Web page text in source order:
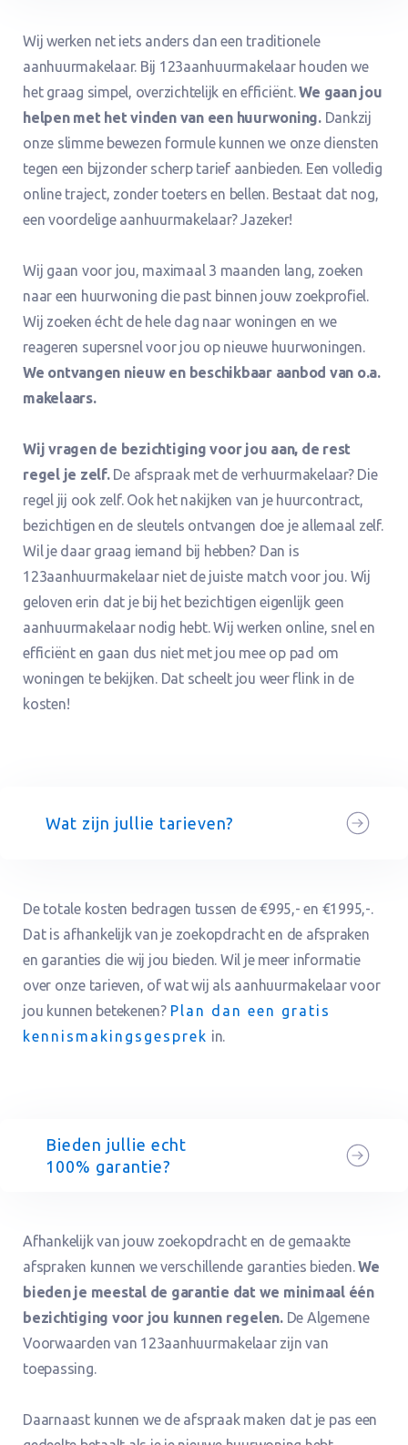
Wij werken net iets anders dan een traditionele
aanhuurmakelaar. Bij 123aanhuurmakelaar houden we
het graag simpel, overzichtelijk en efficiënt.We gaan jou
helpen met het vinden van een huurwoning.Dankzij
onze slimme bewezen formule kunnen we onze diensten
tegen een bijzonder scherp tarief aanbieden. Een volledig
online traject, zonder toeters en bellen. Bestaat dat nog,
een voordelige aanhuurmakelaar? Jazeker!
Wij gaan voor jou, maximaal 3 maanden lang, zoeken
naar een huurwoning die past binnen jouw zoekprofiel.
Wij zoeken écht de hele dag naar woningen en we
reageren supersnel voor jou op nieuwe huurwoningen.
We ontvangen nieuw en beschikbaar aanbod van o.a.
makelaars.
Wij vragen de bezichtiging voor jou aan, de rest
regel je zelf. De afspraak met de verhuurmakelaar? Die
regel jij ook zelf. Ook het nakijken van je huurcontract,
bezichtigen en de sleutels ontvangen doe je allemaal zelf.
Wil je daar graag iemand bij hebben? Dan is
123aanhuurmakelaar niet de juiste match voor jou. Wij
geloven erin dat je bij het bezichtigen eigenlijk geen
aanhuurmakelaar nodig hebt. Wij werken online, snel en
efficiënt en gaan dus niet met jou mee op pad om
woningen te bekijken. Dat scheelt jou weer flink in de
kosten!
Wat zijn jullie tarieven?
De totale kosten bedragen tussen de €995,- en €1995,-.
Dat is afhankelijk van je zoekopdracht en de afspraken
en garanties die wij jou bieden. Wil je meer informatie
over onze tarieven, of wat wij als aanhuurmakelaar voor
jou kunnen betekenen? Plan dan een gratis
kennismakingsgesprek in.
Bieden jullie echt
100% garantie?
Afhankelijk van jouw zoekopdracht en de gemaakte
afspraken kunnen we verschillende garanties bieden.We
bieden je meestal de garantie dat we minimaal één
bezichtiging voor jou kunnen regelen. De Algemene
Voorwaarden van 123aanhuurmakelaar zijn van
toepassing.
Daarnaast kunnen we de afspraak maken dat je pas een